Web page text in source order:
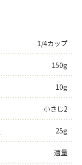
1/4カップ
150g
10g
小さじ2
25g
適量